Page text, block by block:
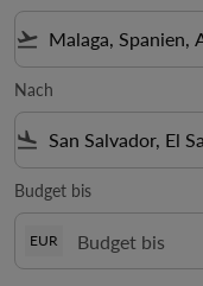
flight_takeoff
Nach
flight_land
Budget bis
EUR